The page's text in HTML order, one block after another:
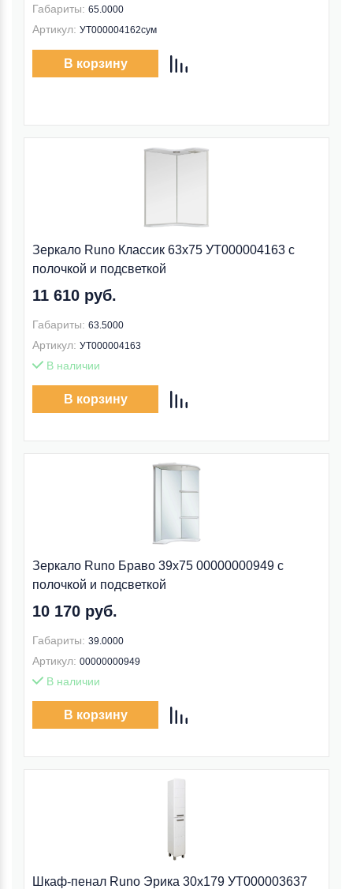
Габариты: 65.0000
Артикул: УТ000004162сум
В корзину
Зеркало Runo Классик 63x75 УТ000004163 с
полочкой и подсветкой
11 610 руб.
Габариты: 63.5000
Артикул: УТ000004163
В наличии
В корзину
Зеркало Runo Браво 39x75 00000000949 с
полочкой и подсветкой
10 170 руб.
Габариты: 39.0000
Артикул: 00000000949
В наличии
В корзину
Шкаф-пенал Runo Эрика 30x179 УТ000003637